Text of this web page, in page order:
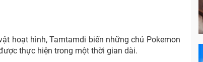
hoạt hình, Tamtamdi biến những chú Pokemon
thực hiện trong một thời gian dài.